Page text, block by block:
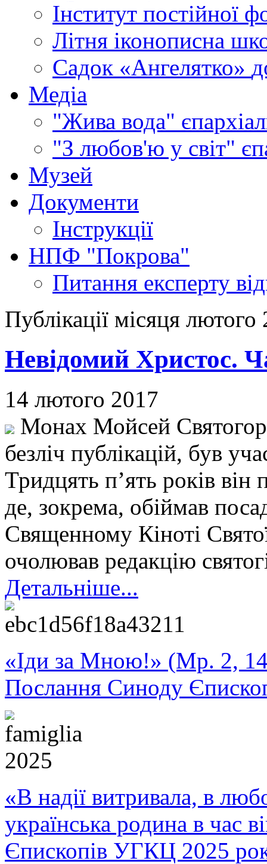
Інститут постійної
Літня іконописна
Садок «Ангелятко»
Медіа
"Жива вода"
"З любов'ю у світ"
Музей
Документи
Інструкції
НПФ "Покрова"
Питання експерту
Публікації місяця лютого
Невідомий Христос.
14 лютого 2017
Монах Мойсей
безліч публікацій, був
Тридцять п’ять років він
де, зокрема, обіймав
Священному Кіноті
очолював редакцію
Детальніше...
«Іди за Мною!» (Мр. 2,
Послання Синоду
«В надії витривала, в
українська родина в час
Єпископів УГКЦ 2025